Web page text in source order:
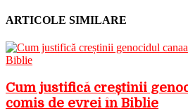
ARTICOLE SIMILARE
Cum justifică creștinii
comis de evrei în Biblie